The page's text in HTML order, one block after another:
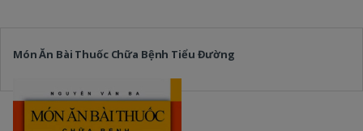
Món Ăn Bài Thuốc Chữa Bệnh Tiểu Đường